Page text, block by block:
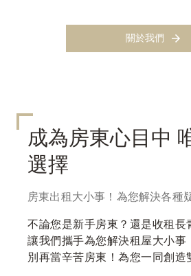
關於我們
成為房東心目中
選擇
房東出租大小事！為您解決各種
不論您是新手房東？還是收租長
讓我們攜手為您解決租屋大小事
別再當辛苦房東！為您一同創造